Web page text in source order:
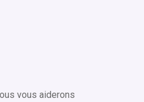
vous aiderons